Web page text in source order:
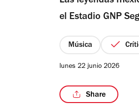
el Estadio GNP
Música
lunes 22 junio 2026
Share